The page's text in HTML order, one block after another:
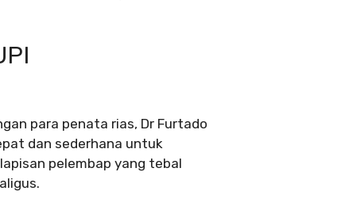
para penata rias, Dr Furtado
dan sederhana untuk
pelembap yang tebal